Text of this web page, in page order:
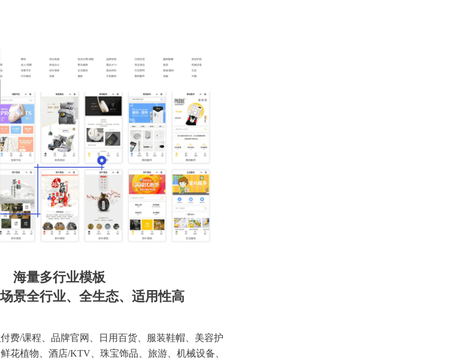
海量多行业模板
景全行业、全生态、适用性高
费/课程、品牌官网、日用百货、服装鞋帽、美容护
花植物、酒店/KTV、珠宝饰品、旅游、机械设备、